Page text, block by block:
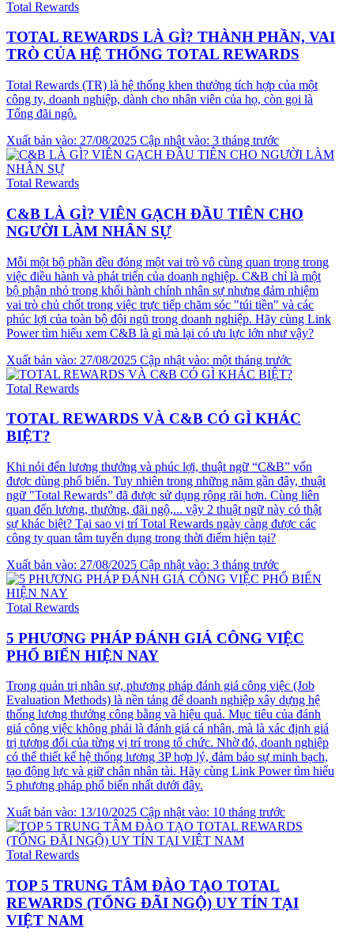
Total Rewards
TOTAL REWARDS LÀ GÌ? THÀNH PHẦN, VAI
TRÒ CỦA HỆ THỐNG TOTAL REWARDS
Total Rewards (TR) là hệ thống khen thưởng tích hợp của một
công ty, doanh nghiệp, dành cho nhân viên của họ, còn gọi là
Tổng đãi ngộ.
Xuất bản vào: 27/08/2025 Cập nhật vào: 3 tháng trước
Total Rewards
C&B LÀ GÌ? VIÊN GẠCH ĐẦU TIÊN CHO
NGƯỜI LÀM NHÂN SỰ
Mỗi một bộ phần đều đóng một vai trò vô cùng quan trọng trong
việc điều hành và phát triển của doanh nghiệp. C&B chỉ là một
bộ phận nhỏ trong khối hành chính nhân sự nhưng đảm nhiệm
vai trò chủ chốt trong việc trực tiếp chăm sóc "túi tiền" và các
phúc lợi của toàn bộ đội ngũ trong doanh nghiệp. Hãy cùng Link
Power tìm hiểu xem C&B là gì mà lại có ưu lực lớn như vậy?
Xuất bản vào: 27/08/2025 Cập nhật vào: một tháng trước
Total Rewards
TOTAL REWARDS VÀ C&B CÓ GÌ KHÁC
BIỆT?
Khi nói đến lương thưởng và phúc lợi, thuật ngữ “C&B” vốn
được dùng phổ biến. Tuy nhiên trong những năm gần đây, thuật
ngữ "Total Rewards” đã được sử dụng rộng rãi hơn. Cùng liên
quan đến lương, thưởng, đãi ngộ,... vậy 2 thuật ngữ này có thật
sự khác biệt? Tại sao vị trí Total Rewards ngày càng được các
công ty quan tâm tuyển dụng trong thời điểm hiện tại?
Xuất bản vào: 27/08/2025 Cập nhật vào: 3 tháng trước
Total Rewards
5 PHƯƠNG PHÁP ĐÁNH GIÁ CÔNG VIỆC
PHỔ BIẾN HIỆN NAY
Trong quản trị nhân sự, phương pháp đánh giá công việc (Job
Evaluation Methods) là nền tảng để doanh nghiệp xây dựng hệ
thống lương thưởng công bằng và hiệu quả. Mục tiêu của đánh
giá công việc không phải là đánh giá cá nhân, mà là xác định giá
trị tương đối của từng vị trí trong tổ chức. Nhờ đó, doanh nghiệp
có thể thiết kế hệ thống lương 3P hợp lý, đảm bảo sự minh bạch,
tạo động lực và giữ chân nhân tài. Hãy cùng Link Power tìm hiểu
5 phương pháp phổ biến nhất dưới đây.
Xuất bản vào: 13/10/2025 Cập nhật vào: 10 tháng trước
Total Rewards
TOP 5 TRUNG TÂM ĐÀO TẠO TOTAL
REWARDS (TỔNG ĐÃI NGỘ) UY TÍN TẠI
VIỆT NAM